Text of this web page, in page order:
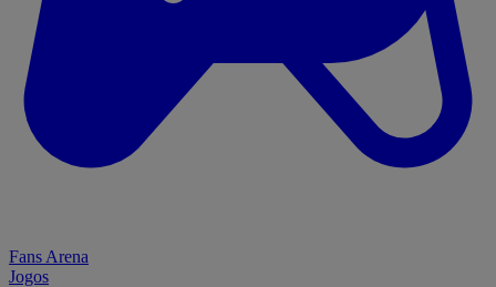
Fans Arena
Jogos